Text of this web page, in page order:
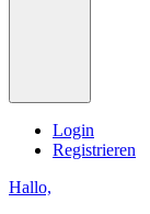
Login
Registrieren
Hallo,